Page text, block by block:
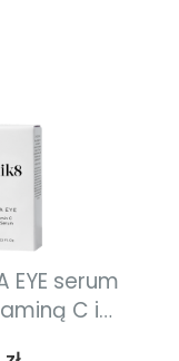
EYE serum
C i